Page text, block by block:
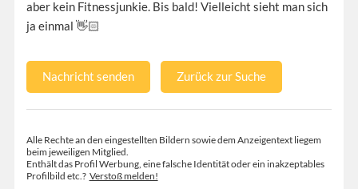
aber kein Fitnessjunkie. Bis bald! Vielleicht sieht man sich
ja einmal 👋🏻
Nachricht senden Zurück zur Suche
Alle Rechte an den eingestellten Bildern sowie dem Anzeigentext liegem
beim jeweiligen Mitglied.
Enthält das Profil Werbung, eine falsche Identität oder ein inakzeptables
Profilbild etc.? Verstoß melden!